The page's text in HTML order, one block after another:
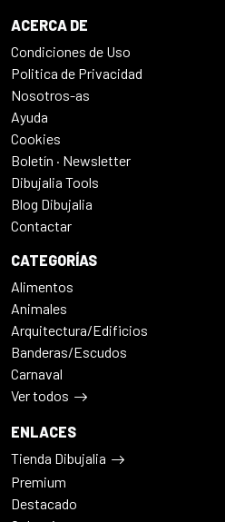
ACERCA DE
Condiciones de Uso
Politica de Privacidad
Nosotros-as
Ayuda
Cookies
Boletín · Newsletter
Dibujalia Tools
Blog Dibujalia
Contactar
CATEGORÍAS
Alimentos
Animales
Arquitectura/Edificios
Banderas/Escudos
Carnaval
Ver todos
ENLACES
Tienda Dibujalia
Premium
Destacado